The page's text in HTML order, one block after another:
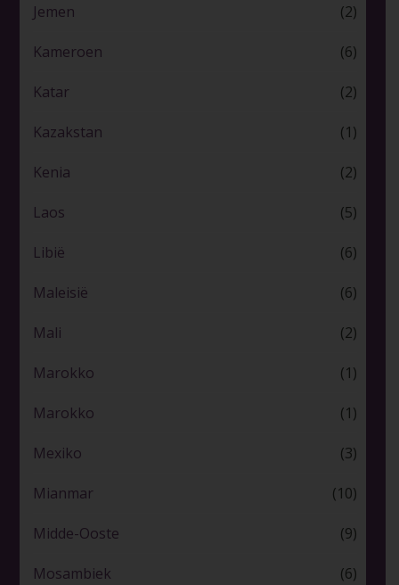
Jemen (2)
Kameroen (6)
Katar (2)
Kazakstan (1)
Kenia (2)
Laos (5)
Libië (6)
Maleisië (6)
Mali (2)
Marokko (1)
Marokko (1)
Mexiko (3)
Mianmar (10)
Midde-Ooste (9)
Mosambiek (6)